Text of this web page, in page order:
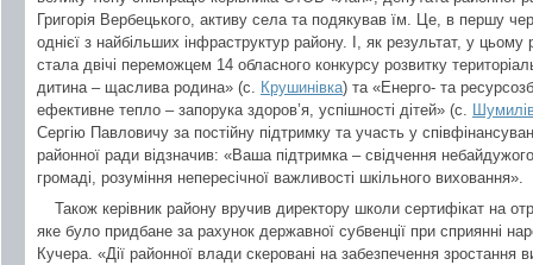
Григорія Вербецького, активу села та подякував їм. Це, в першу
однієї з найбільших інфраструктур району. І, як результат, у цьому
стала двічі переможцем 14 обласного конкурсу розвитку
дитина – щаслива родина» (с. Крушинівка) та «Енерго- та
ефективне тепло – запорука здоров’я, успішності дітей» (с.
Сергію Павловичу за постійну підтримку та участь у
районної ради відзначив: «Ваша підтримка – свідчення
громаді, розуміння непересічної важливості шкільного виховання».
Також керівник району вручив директору школи сертифікат на
яке було придбане за рахунок державної субвенції при сприянні
Кучера. «Дії районної влади скеровані на забезпечення зростання